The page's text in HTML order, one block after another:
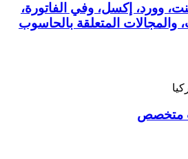
وورد، إكسل، وفي الفاتورة،
والمجالات المتعلقة بالحاسوب
متخصص